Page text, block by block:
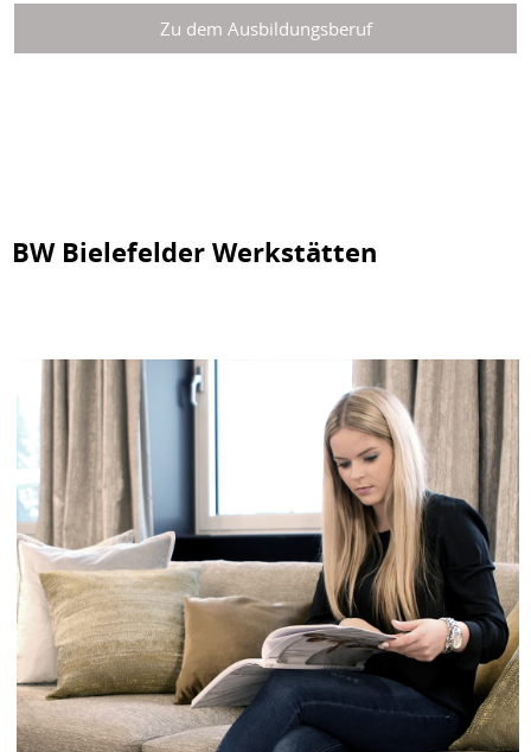
Zu dem Ausbildungsberuf
BW Bielefelder Werkstätten